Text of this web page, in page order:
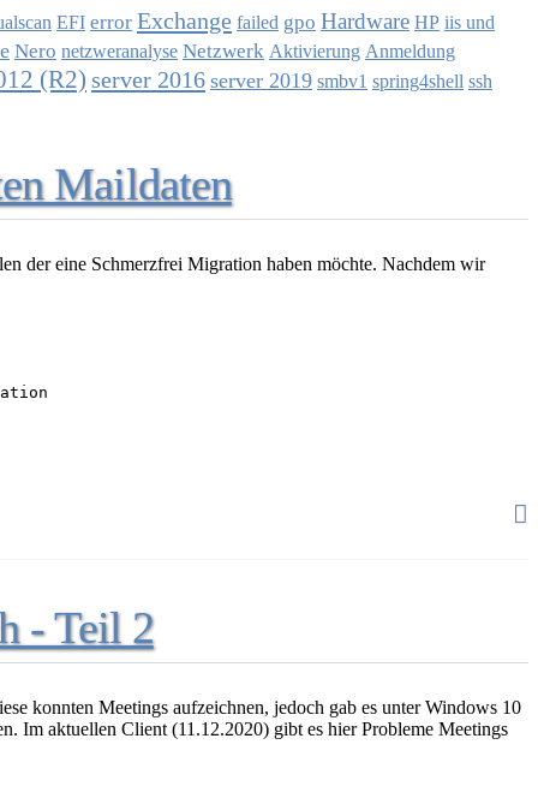
EFI error Exchange failed gpo Hardware HP iis und
Nero netzweranalyse Netzwerk Aktivierung Anmeldung
(R2) server 2016 server 2019 smbv1 spring4shell ssh
Maildaten
der eine Schmerzfrei Migration haben möchte. Nachdem wir
- Teil 2
konnten Meetings aufzeichnen, jedoch gab es unter Windows 10
Im aktuellen Client (11.12.2020) gibt es hier Probleme Meetings